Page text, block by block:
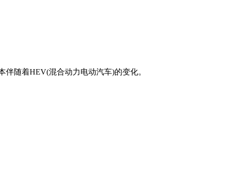
随着HEV(混合动力电动汽车)的变化。